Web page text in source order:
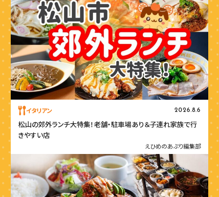
イタリアン 2026.8.6
松山の郊外ランチ大特集！老舗・駐車場あり＆子連れ家族で行
きやすい店
えひめのあぷり編集部